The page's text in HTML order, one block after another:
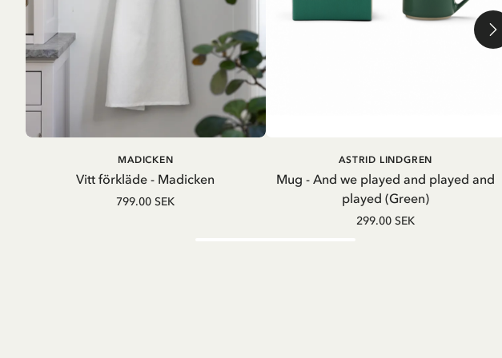
LÄGG I VARUKORG
Vitt förkläde - Madicken
MADICKEN
799.00 SEK
LÄGG I VARUKORG
Mug - And we played and played and
played (Green)
ASTRID LINDGREN
299.00 SEK